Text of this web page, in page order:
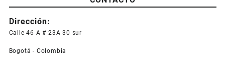
Dirección:
Calle 46 A # 23A 30 sur
Bogotá - Colombia